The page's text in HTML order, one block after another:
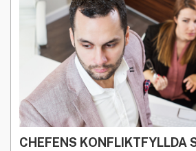
CHEFENS KONFLIKTFYLLDA